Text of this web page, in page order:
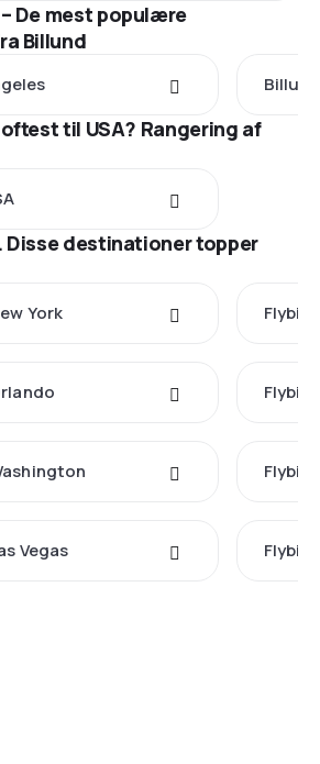
De mest populære
Billund
til USA? Rangering af
Disse destinationer topper
York
Vegas